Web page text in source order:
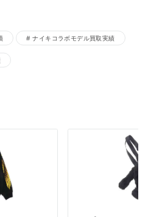
ナイキコラボモデル買取実績